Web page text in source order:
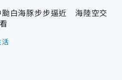
颱白海豚步步逼近 海陸空交
活